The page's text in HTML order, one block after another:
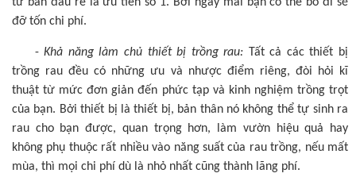
đỡ tốn chi phí.
-Khả năng làm chủ thiết bị trồng rau: Tất cả các thiết bị
trồng rau đều có những ưu và nhược điểm riêng, đòi hỏi kĩ
thuật từ mức đơn giản đến phức tạp và kinh nghiệm trồng trọt
của bạn. Bởi thiết bị là thiết bị, bản thân nó không thể tự sinh ra
rau cho bạn được, quan trọng hơn, làm vườn hiệu quả hay
không phụ thuộc rất nhiều vào năng suất của rau trồng, nếu mất
mùa, thì mọi chi phí dù là nhỏ nhất cũng thành lãng phí.